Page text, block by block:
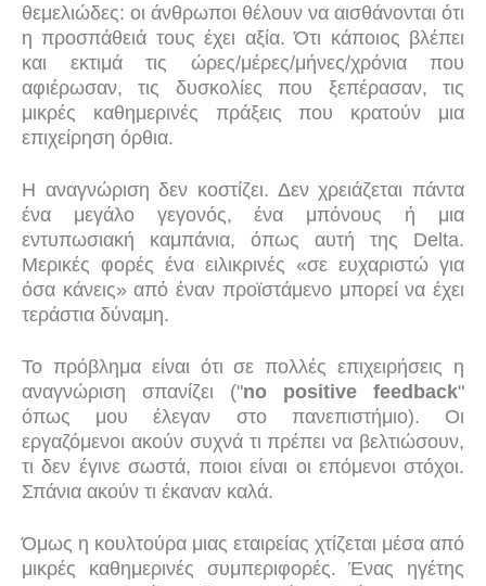
θεμελιώδες: οι άνθρωποι θέλουν να αισθάνονται ότι
η προσπάθειά τους έχει αξία. Ότι κάποιος βλέπει
και εκτιμά τις ώρες/μέρες/μήνες/χρόνια που
αφιέρωσαν, τις δυσκολίες που ξεπέρασαν, τις
μικρές καθημερινές πράξεις που κρατούν μια
επιχείρηση όρθια.
Η αναγνώριση δεν κοστίζει. Δεν χρειάζεται πάντα
ένα μεγάλο γεγονός, ένα μπόνους ή μια
εντυπωσιακή καμπάνια, όπως αυτή της Delta.
Μερικές φορές ένα ειλικρινές «σε ευχαριστώ για
όσα κάνεις» από έναν προϊστάμενο μπορεί να έχει
τεράστια δύναμη.
Το πρόβλημα είναι ότι σε πολλές επιχειρήσεις η
αναγνώριση σπανίζει ("no positive feedback"
όπως μου έλεγαν στο πανεπιστήμιο). Οι
εργαζόμενοι ακούν συχνά τι πρέπει να βελτιώσουν,
τι δεν έγινε σωστά, ποιοι είναι οι επόμενοι στόχοι.
Σπάνια ακούν τι έκαναν καλά.
Όμως η κουλτούρα μιας εταιρείας χτίζεται μέσα από
μικρές καθημερινές συμπεριφορές. Ένας ηγέτης